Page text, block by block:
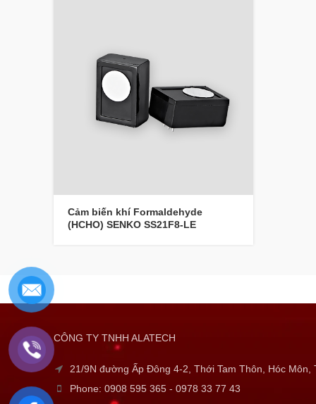
Cảm biến khí Formaldehyde
(HCHO) SENKO SS21F8-LE
CÔNG TY TNHH ALATECH
21/9N đường Ấp Đông 4-2, Thới Tam Thôn, Hóc Môn,
Phone: 0908 595 365 - 0978 33 77 43